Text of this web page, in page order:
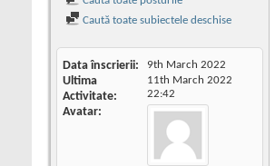
Caută toate subiectele deschise
Data înscrierii 9th March 2022
Ultima
Activitate
11th March 2022
22:42
Avatar